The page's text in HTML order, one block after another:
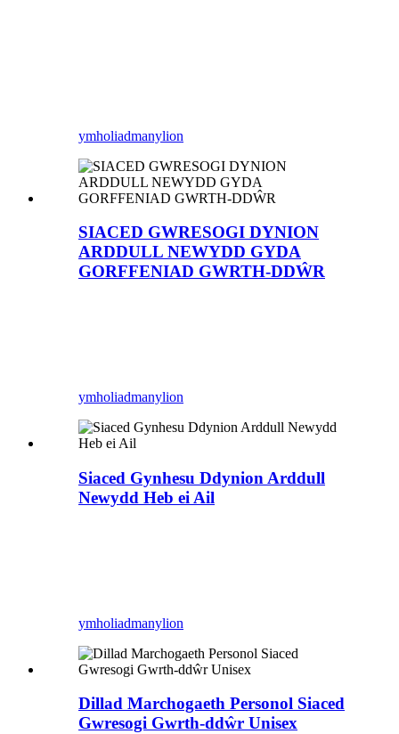
ymholiadmanylion
SIACED GWRESOGI DYNION
ARDDULL NEWYDD GYDA
GORFFENIAD GWRTH-DDŴR
ymholiadmanylion
Siaced Gynhesu Ddynion Arddull
Newydd Heb ei Ail
ymholiadmanylion
Dillad Marchogaeth Personol Siaced
Gwresogi Gwrth-ddŵr Unisex